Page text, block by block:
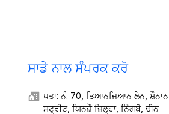
ਸਾਡੇ ਨਾਲ ਸੰਪਰਕ ਕਰੋ
ਪਤਾ: ਨੰ. 70, ਤਿਆਨਜਿਆਨ ਲੇਨ, ਸ਼ੌਨਾਨ
ਸਟ੍ਰੀਟ, ਯਿਨਜ਼ੌ ਜ਼ਿਲ੍ਹਾ, ਨਿੰਗਬੋ, ਚੀਨ